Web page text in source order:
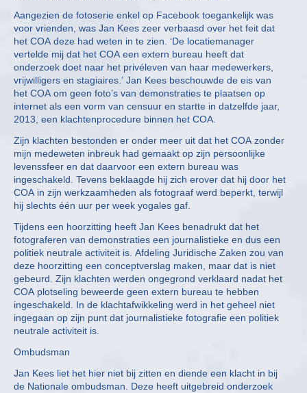
Aangezien de fotoserie enkel op Facebook toegankelijk was
voor vrienden, was Jan Kees zeer verbaasd over het feit dat
het COA deze had weten in te zien. ‘De locatiemanager
vertelde mij dat het COA een extern bureau heeft dat
onderzoek doet naar het privéleven van haar medewerkers,
vrijwilligers en stagiaires.’ Jan Kees beschouwde de eis van
het COA om geen foto’s van demonstraties te plaatsen op
internet als een vorm van censuur en startte in datzelfde jaar,
2013, een klachtenprocedure binnen het COA.
Zijn klachten bestonden er onder meer uit dat het COA zonder
mijn medeweten inbreuk had gemaakt op zijn persoonlijke
levenssfeer en dat daarvoor een extern bureau was
ingeschakeld. Tevens beklaagde hij zich erover dat hij door het
COA in zijn werkzaamheden als fotograaf werd beperkt, terwijl
hij slechts één uur per week yogales gaf.
Tijdens een hoorzitting heeft Jan Kees benadrukt dat het
fotograferen van demonstraties een journalistieke en dus een
politiek neutrale activiteit is. Afdeling Juridische Zaken zou van
deze hoorzitting een conceptverslag maken, maar dat is niet
gebeurd. Zijn klachten werden ongegrond verklaard nadat het
COA plotseling beweerde geen extern bureau te hebben
ingeschakeld. In de klachtafwikkeling werd in het geheel niet
ingegaan op zijn punt dat journalistieke fotografie een politiek
neutrale activiteit is.
Ombudsman
Jan Kees liet het hier niet bij zitten en diende een klacht in bij
de Nationale ombudsman. Deze heeft uitgebreid onderzoek